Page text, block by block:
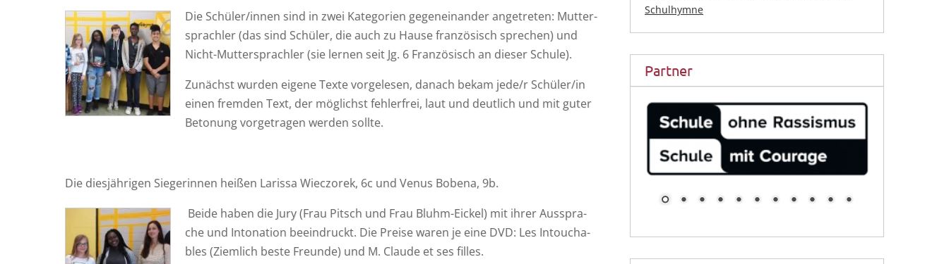
Die Schüler/innen sind in zwei Kate­go­rien gegen­ein­an­der ange­tre­ten: Mut­ter­
sprach­ler (das sind Schü­ler, die auch zu Hau­se fran­zö­sisch spre­chen) und
Nicht-Mut­ter­sprach­ler (sie ler­nen seit Jg. 6 Fran­zö­sisch an die­ser Schule).
Zunächst wur­den eige­ne Tex­te vor­ge­le­sen, danach bekam jede/r Schüler/in
einen frem­den Text, der mög­lichst feh­ler­frei, laut und deut­lich und mit guter
Beto­nung vor­ge­tra­gen wer­den sollte.
Die dies­jäh­ri­gen Sie­ge­rin­nen hei­ßen Laris­sa Wiec­zo­rek, 6c und Venus Bobe­na, 9b.
Bei­de haben die Jury (Frau Pitsch und Frau Bluhm-Eickel) mit ihrer Aus­spra­
che und Into­na­ti­on beein­druckt. Die Prei­se waren je eine DVD: Les Intouch­a­
bles (Ziem­lich bes­te Freun­de) und M. Clau­de et ses filles.
Schulhymne
Partner